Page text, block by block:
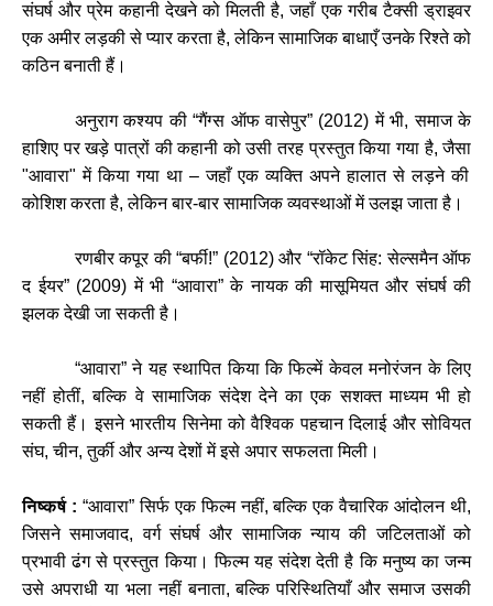
संघर्ष और प्रेम कहानी देखने को मिलती है,जहाँ एक गरीब टैक्सी ड्राइवर
एक अमीर लड़की से प्यार करता है,लेकिन सामाजिक बाधाएँ उनके रिश्ते को
कठिन बनाती हैं।
अनुराग कश्यप की“गैंग्स ऑफ वासेपुर” (2012)में भी,समाज के
हाशिए पर खड़े पात्रों की कहानी को उसी तरह प्रस्तुत किया गया है,जैसा
"आवारा"में किया गया था –जहाँ एक व्यक्ति अपने हालात से लड़ने की
कोशिश करता है,लेकिन बार-बार सामाजिक व्यवस्थाओं में उलझ जाता है।
रणबीर कपूर की“बर्फी!” (2012)और“रॉकेट सिंह:सेल्समैन ऑफ
द ईयर” (2009)में भी “आवारा”के नायक की मासूमियत और संघर्ष की
झलक देखी जा सकती है।
“आवारा”ने यह स्थापित किया कि फिल्में केवल मनोरंजन के लिए
नहीं होतीं,बल्कि वे सामाजिक संदेश देने का एक सशक्त माध्यम भी हो
सकती हैं। इसने भारतीय सिनेमा को वैश्विक पहचान दिलाई और सोवियत
संघ,चीन,तुर्की और अन्य देशों में इसे अपार सफलता मिली।
निष्कर्ष : “आवारा”सिर्फ एक फिल्म नहीं,बल्कि एक वैचारिक आंदोलन थी,
जिसने समाजवाद,वर्ग संघर्ष और सामाजिक न्याय की जटिलताओं को
प्रभावी ढंग से प्रस्तुत किया। फिल्म यह संदेश देती है कि मनुष्य का जन्म
उसे अपराधी या भला नहीं बनाता,बल्कि परिस्थितियाँ और समाज उसकी